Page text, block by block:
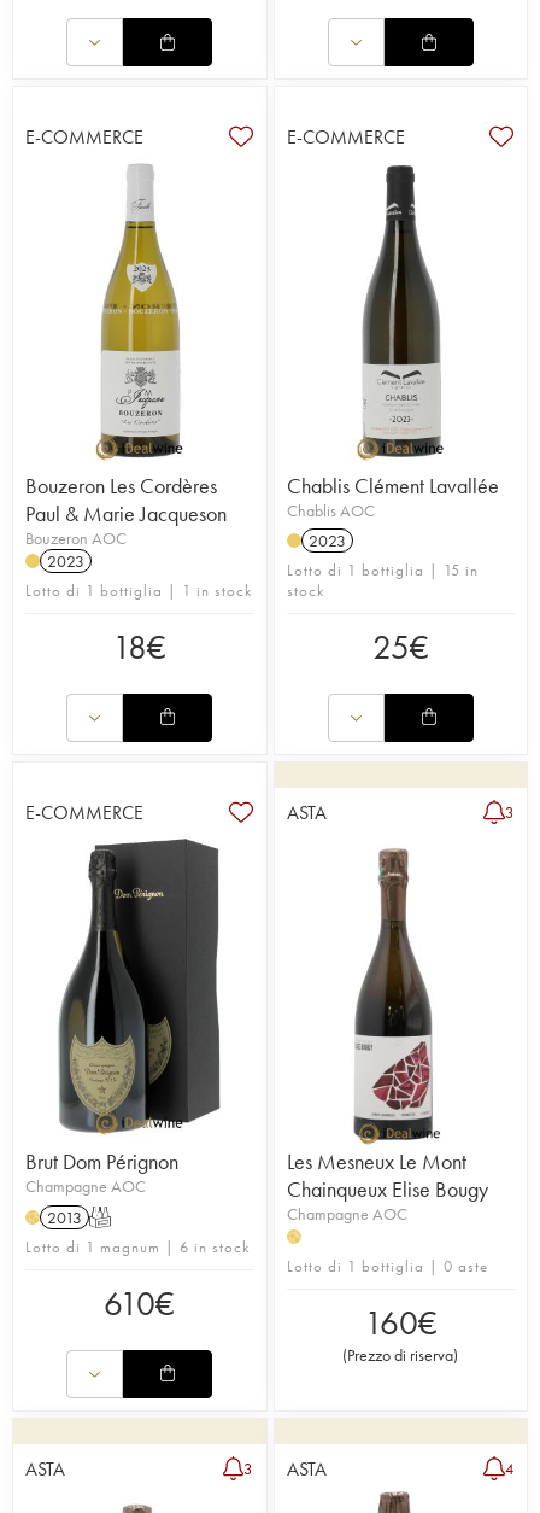
E-COMMERCE
Bouzeron Les Cordères
Paul & Marie Jacqueson
Bouzeron AOC
2023
Lotto di 1 bottiglia | 1 in stock
18€
E-COMMERCE
Chablis Clément Lavallée
Chablis AOC
2023
Lotto di 1 bottiglia | 15 in
stock
25€
E-COMMERCE
Brut Dom Pérignon
Champagne AOC
H 2013 T
Lotto di 1 magnum | 6 in stock
610€
ASTA 3
Les Mesneux Le Mont
Chainqueux Elise Bougy
Champagne AOC
H
Lotto di 1 bottiglia | 0 aste
160€
(Prezzo di riserva)
ASTA 3 ASTA 4